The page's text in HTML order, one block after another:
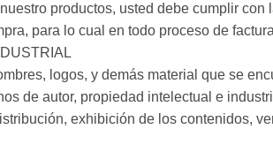
productos, usted debe cumplir
para lo cual en todo proceso de
logos, y demás material que se
de autor, propiedad intelectual e
exhibición de los contenidos,